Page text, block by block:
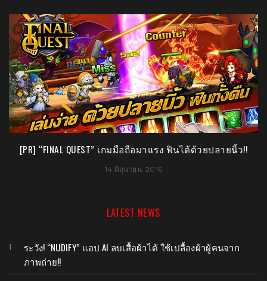
[PR] “FINAL QUEST” เกมมือถือมาแรง ฟินได้ด้วยปลายนิ้ว!!
14 มิถุนายน, 2016
LATEST NEWS
ระวัง! “NUDIFY” แอป AI ลบเสื้อผ้าได้ ใช้เปลื้องผ้าผู้คนจาก
ภาพถ่าย!!